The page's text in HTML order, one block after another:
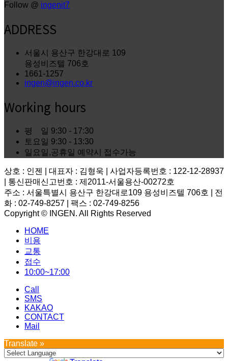
Follow @ ingenit7
ADDRESS
서울시 용산구 한강대로 109
용성비즈텔 706호
1661-1257
ingen@ingen.co.kr
Working hours
평 일 9:30 - 17:30
토요일 9:30 - 13:30
일요일,공휴일 예약시 접수가능
상호 : 인젠 | 대표자 : 김형욱 | 사업자등록번호 : 122-12-28937
| 통신판매신고번호 : 제2011-서울용산-00272호
주소 : 서울특별시 용산구 한강대로109 용성비즈텔 706호 | 전
화 : 02-749-8257 | 팩스 : 02-749-8256
Copyright © INGEN. All Rights Reserved
HOME
비용
교통
접수
10:00~17:00
Call
SMS
KAKAO
CONTACT
Mail
Translate »